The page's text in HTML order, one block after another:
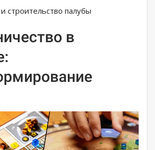
строительство палубы
в